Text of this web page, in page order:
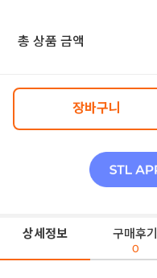
총 상품 금액
장바구니
상세정보 구매후기
0